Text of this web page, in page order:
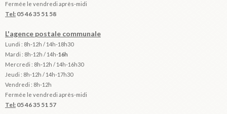
Fermée le vendredi après-midi
Tel: 05 46 35 51 58
L'agence postale communale
Lundi : 8h-12h / 14h-18h30
Mardi : 8h-12h / 14h-16h
Mercredi : 8h-12h / 14h-16h30
Jeudi : 8h-12h / 14h-17h30
Vendredi : 8h-12h
Fermée le vendredi après-midi
Tel: 05 46 35 51 57